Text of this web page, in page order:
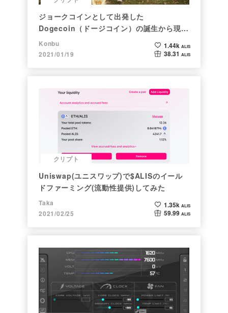
ジョークコインとして出発した
Dogecoin（ドージコイン）の誕生から現在
まで。注目される非証券性🐶
Konbu
2021/01/19
1.44k ALIS
38.31 ALIS
クリプト
Uniswap(ユニスワップ)で$ALISのイール
ドファーミング(流動性提供)してみた
Taka
2021/02/25
1.35k ALIS
59.99 ALIS